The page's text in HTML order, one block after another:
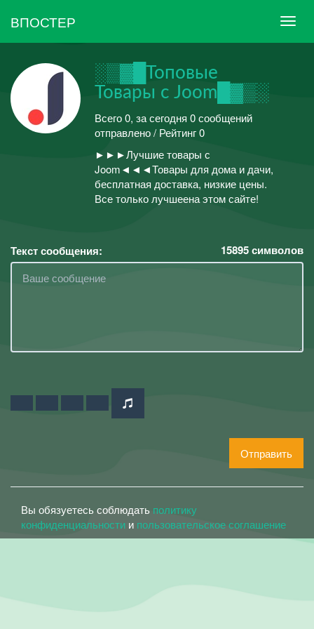
ВПОСТЕР
░▒▓█Топовые
Товары с Joom█▓▒░
Всего 0, за сегодня 0 сообщений
отправлено / Рейтинг 0
►►►Лучшие товары с
Joom◄◄◄Товары для дома и дачи,
бесплатная доставка, низкие цены.
Все только лучшеена этом сайте!
Текст сообщения: 15895символов
Отправить
Вы обязуетесь соблюдать политику
конфиденциальности и пользовательское соглашение